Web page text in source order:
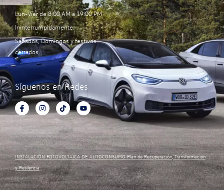
Lun-Vier de 8:00 AM a 19:00 PM
Ininterrumpidamente.
Sábados, Domingos y festivos
cerrados.
Síguenos en Redes
INSTALACIÓN FOTOVOLTAICA DE AUTOCONSUMO Plan de Recuperación, Transformación
y Resilencia